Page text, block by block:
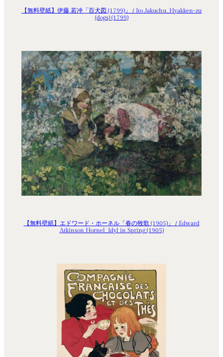
【無料壁紙】伊藤 若冲「百犬図 (1799)」 / Ito Jakuchu_Hyakken-zu
(dogs) (1799)
【無料壁紙】エドワード・ホーネル「春の牧歌 (1905)」 / Edward
Atkinson Hornel_Idyl in Spring (1905)